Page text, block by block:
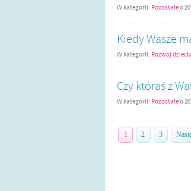
W kategorii: Pozostałeo
Kiedy Wasze
W kategorii: Rozwój
Czy któraś z
W kategorii: Pozostałeo
1 2 3